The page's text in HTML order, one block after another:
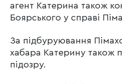
агент Катерина також
Боярського у справі
За підбуруювання
хабара Катерину також
підозру.